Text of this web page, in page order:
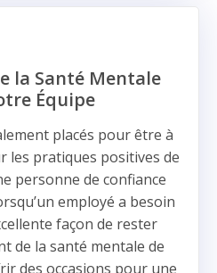
la Santé Mentale
Équipe
placés pour être à
les pratiques positives de
personne de confiance
employé a besoin
façon de rester
de la santé mentale de
des occasions pour une